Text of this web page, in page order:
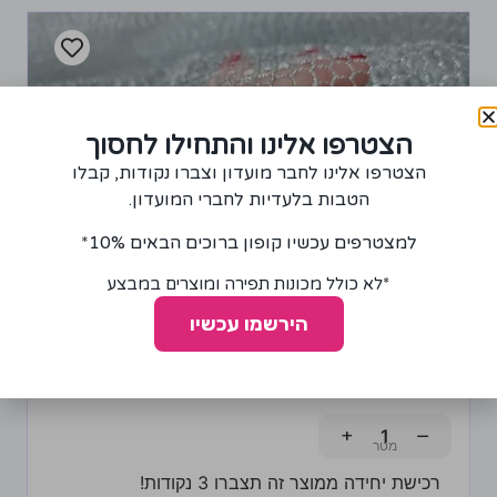
בד רשת בצבע כסף
−
+
רכישת יחידה ממוצר זה תצברו 3 נקודות!
הצטרפו אלינו והתחילו לחסוך
הצטרפו אלינו לחבר מועדון וצברו נקודות, קבלו
הטבות בלעדיות לחברי המועדון.
למצטרפים עכשיו קופון ברוכים הבאים 10%*
*לא כולל מכונות תפירה ומוצרים במבצע
הירשמו עכשיו